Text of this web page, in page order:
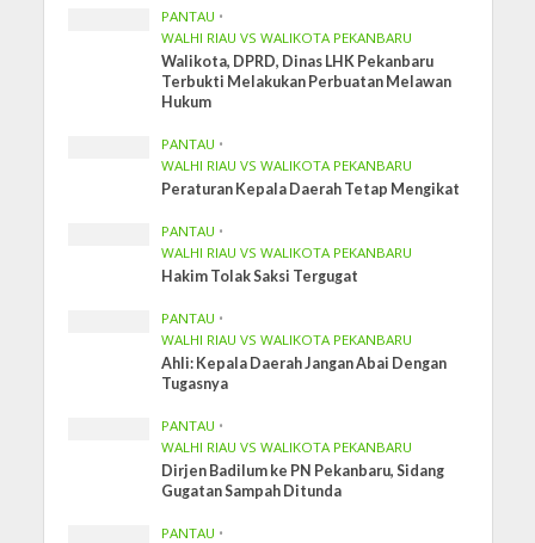
PANTAU •
WALHI RIAU VS WALIKOTA PEKANBARU
Walikota, DPRD, Dinas LHK Pekanbaru
Terbukti Melakukan Perbuatan Melawan
Hukum
PANTAU •
WALHI RIAU VS WALIKOTA PEKANBARU
Peraturan Kepala Daerah Tetap Mengikat
PANTAU •
WALHI RIAU VS WALIKOTA PEKANBARU
Hakim Tolak Saksi Tergugat
PANTAU •
WALHI RIAU VS WALIKOTA PEKANBARU
Ahli: Kepala Daerah Jangan Abai Dengan
Tugasnya
PANTAU •
WALHI RIAU VS WALIKOTA PEKANBARU
Dirjen Badilum ke PN Pekanbaru, Sidang
Gugatan Sampah Ditunda
PANTAU •